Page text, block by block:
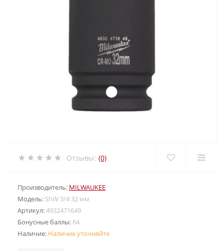
Отзывы: (0)
Производитель: MILWAUKEE
Модель: ShW 3/4 32 мм
Артикул:4932471649
Бонусные баллы: 64
Наличие: Наличие уточняйте